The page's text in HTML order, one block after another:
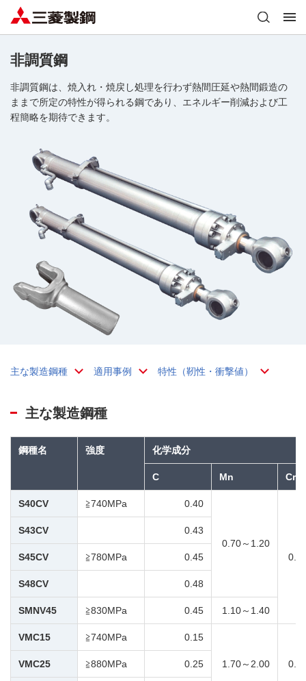
非調質鋼
非調質鋼は、焼入れ・焼戻し処理を行わず熱間圧延や熱間鍛造の
ままで所定の特性が得られる鋼であり、エネルギー削減および工
程簡略を期待できます。
主な製造鋼種 適用事例 特性（靭性・衝撃値）
主な製造鋼種
鋼種名 強度 化学成分
C Mn Cr
S40CV ≧740MPa 0.40
0.70～1.20
S43CV 0.43
S45CV ≧780MPa 0.45
S48CV 0.48
SMNV45 ≧830MPa 0.45 1.10～1.40
VMC15 ≧740MPa 0.15
1.70～2.00
VMC25 ≧880MPa 0.25